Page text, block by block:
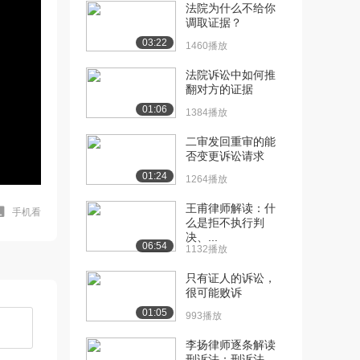
手机看
03:22
法院为什么不给你
调取证据？
1460播放
01:06
法院诉讼中如何推
翻对方的证据
1384播放
01:24
二审发回重审的能
否变更诉讼请求
1264播放
06:54
王甫律师解读：什
么是拒不执行判
决、...
1132播放
01:05
只有证人的诉讼，
很可能败诉
993播放
李扬律师逐条解读